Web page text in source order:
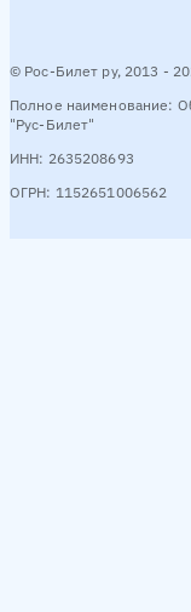
© Рос-Билет ру, 2013 -
Полное наименование:
"Рус-Билет"
ИНН: 2635208693
ОГРН: 1152651006562